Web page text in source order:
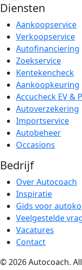
Diensten
Aankoopservice
Verkoopservice
Autofinanciering
Zoekservice
Kentekencheck
Aankoopkeuring
Accucheck EV &
Autoverzekering
Importservice
Autobeheer
Occasions
Bedrijf
Over Autocoach
Inspiratie
Gids voor
Veelgestelde
Vacatures
Contact
© 2026 Autocoach.